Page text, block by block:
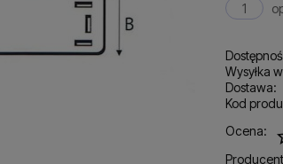
Wysyłka
Dostawa:
Kod
Ocena: